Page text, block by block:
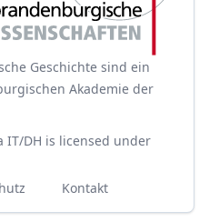
Geschichte sind ein
Akademie der
IT/DH is licensed under
Kontakt